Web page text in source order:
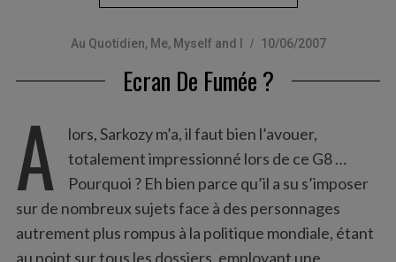
r
f
o
C
H
Au Quotidien, Me, Myself and I 10/06/2007
Ecran De Fumée ?
A
lors, Sarkozy m’a, il faut bien l’avouer,
totalement impressionné lors de ce G8 …
Pourquoi ? Eh bien parce qu’il a su s’imposer
sur de nombreux sujets face à des personnages
autrement plus rompus à la politique mondiale, étant
au point sur tous les dossiers, employant une